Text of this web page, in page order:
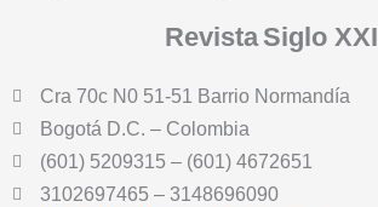
Revista Siglo XXI
Cra 70c N0 51-51 Barrio Normandía
Bogotá D.C. – Colombia
(601) 5209315 – (601) 4672651
3102697465 – 3148696090